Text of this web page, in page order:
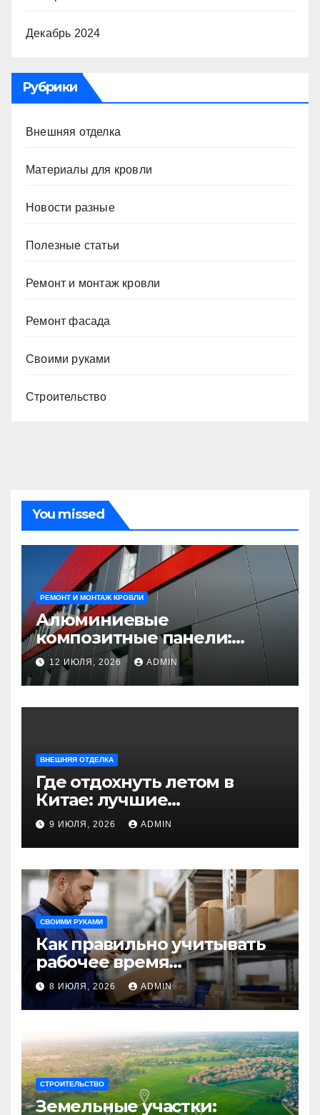
Декабрь 2024
Рубрики
Внешняя отделка
Материалы для кровли
Новости разные
Полезные статьи
Ремонт и монтаж кровли
Ремонт фасада
Своими руками
Строительство
You missed
РЕМОНТ И МОНТАЖ КРОВЛИ
Алюминиевые
композитные панели:
универсальное решение
для современного
строительства и дизайна
12 ИЮЛЯ, 2026 ADMIN
ВНЕШНЯЯ ОТДЕЛКА
Где отдохнуть летом в
Китае: лучшие
направления для
незабываемого
путешествия
9 ИЮЛЯ, 2026 ADMIN
СВОИМИ РУКАМИ
Как правильно учитывать
рабочее время
сотрудников: советы для
бизнеса
8 ИЮЛЯ, 2026 ADMIN
СТРОИТЕЛЬСТВО
Земельные участки: